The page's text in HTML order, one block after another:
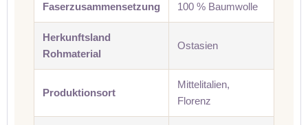
Faserzusammensetzung 100 % Baumwolle
Herkunftsland
Rohmaterial
Ostasien
Produktionsort
Mittelitalien,
Florenz